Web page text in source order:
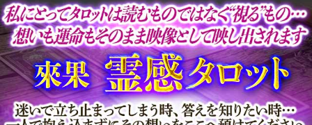
2人の恋運命を読み解く前に、ま
ず知っておいてほしいことがあり
ます…
真っ先に浮かび上がってきまし
た…2人の恋愛相性